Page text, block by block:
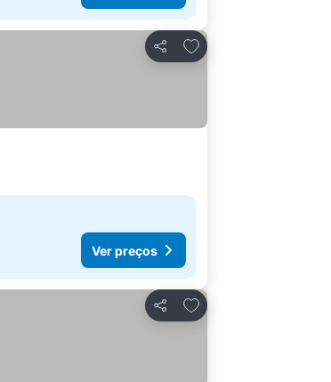
Partilhar
Adicionar aos favoritos
Ver preços
Partilhar
Adicionar aos favoritos